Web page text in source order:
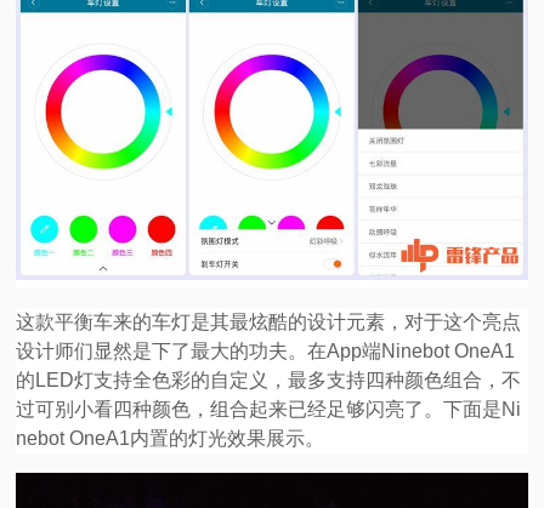
这款平衡车来的车灯是其最炫酷的设计元素，对于这个亮点
设计师们显然是下了最大的功夫。在App端Ninebot OneA1
的LED灯支持全色彩的自定义，最多支持四种颜色组合，不
过可别小看四种颜色，组合起来已经足够闪亮了。下面是Ni
nebot OneA1内置的灯光效果展示。